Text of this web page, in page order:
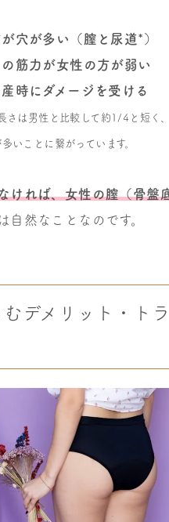
穴が多い（膣と尿道*）
筋力が女性の方が弱い
時にダメージを受ける
さは男性と比較して約1/4と短く
いことに繋がっています。
ければ、女性の膣（骨盤
自然なことなのです。
デメリット・ト